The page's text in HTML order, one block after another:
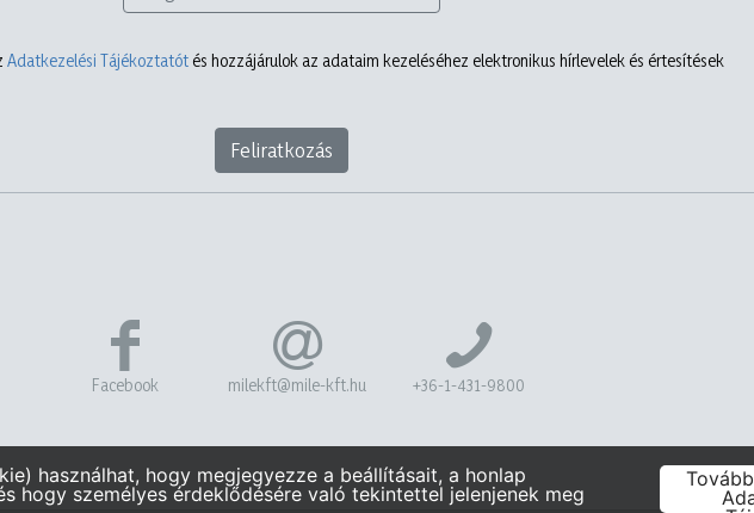
Adatkezelési Tájékoztatót és hozzájárulok az adataim kezeléséhez elektronikus hírlevelek és értesítések
Feliratkozás
Facebook milekft@mile-kft.hu +36-1-431-9800